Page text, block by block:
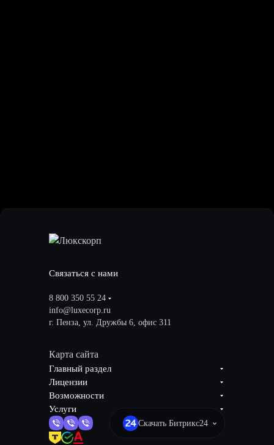
Связаться с нами
8 800 350 55 24
info@luxecorp.ru
г. Пенза, ул. Дружбы 6, офис 311
Карта сайта
Главный раздел
Лицензии
Возможности
Услуги
Скачать Битрикс24